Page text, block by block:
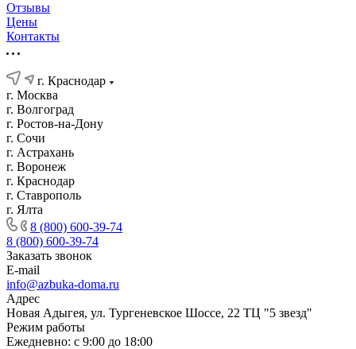
Отзывы
Цены
Контакты
г. Краснодар
г. Москва
г. Волгоград
г. Ростов-на-Дону
г. Сочи
г. Астрахань
г. Воронеж
г. Краснодар
г. Ставрополь
г. Ялта
8 (800) 600-39-74
8 (800) 600-39-74
Заказать звонок
E-mail
info@azbuka-doma.ru
Адрес
Новая Адыгея, ул. Тургеневское Шоссе, 22 ТЦ "5 звезд"
Режим работы
Ежедневно: с 9:00 до 18:00